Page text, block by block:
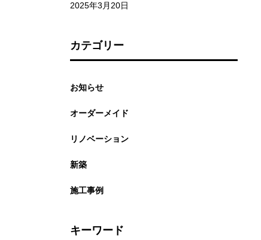
2025年3月20日
カテゴリー
お知らせ
オーダーメイド
リノベーション
新築
施工事例
キーワード